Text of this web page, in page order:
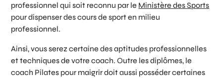
professionnel qui soit reconnu par le Ministère des Sports
pour dispenser des cours de sport en milieu
professionnel.
Ainsi, vous serez certaine des aptitudes professionnelles
et techniques de votre coach. Outre les diplômes, le
coach Pilates pour maigrir doit aussi posséder certaines